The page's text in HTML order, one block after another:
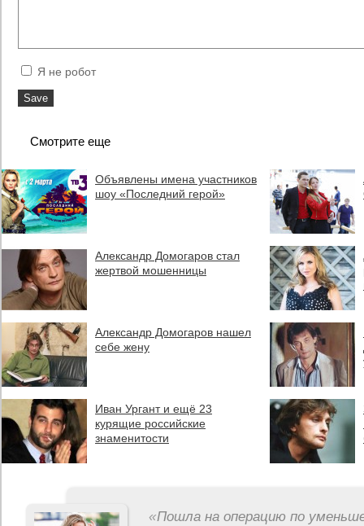
Я не робот
Смотрите еще
Объявлены имена участников
шоу «Последний герой»
Александр Домогаров стал
жертвой мошенницы
Александр Домогаров нашел
себе жену
Иван Ургант и ещё 23
курящие российские
знаменитости
«Пошла на операцию по